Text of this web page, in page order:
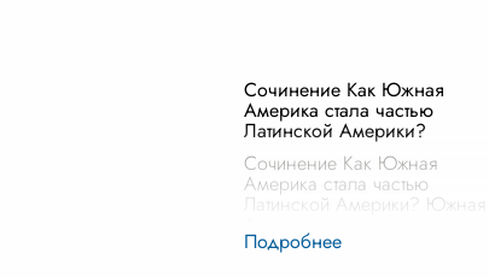
Сочинение Как Южная
Америка стала частью
Латинской Америки?
Сочинение Как Южная
Америка стала частью
Латинской Америки? Южная
известный не только своей